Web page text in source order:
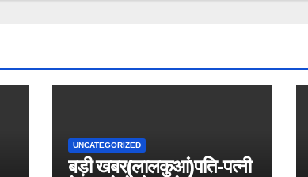
UNCATEGORIZED
बड़ी खबर(लालकुआं)पति-पत्नी